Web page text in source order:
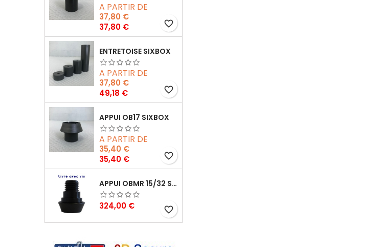
A PARTIR DE
37,80 €
Prix
37,80 € favorite_border
ENTRETOISE SIXBOX
A PARTIR DE
37,80 €
Prix
49,18 € favorite_border
APPUI OB17 SIXBOX
A PARTIR DE
35,40 €
Prix
35,40 € favorite_border
APPUI OBMR 15/32 SIXBOX AVEC VIS
Prix
324,00 € favorite_border